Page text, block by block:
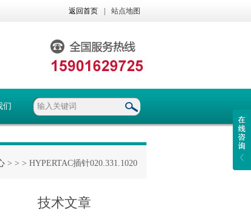
返回首页 站点地图
们
> > > HYPERTAC插针020.331.1020
技术文章